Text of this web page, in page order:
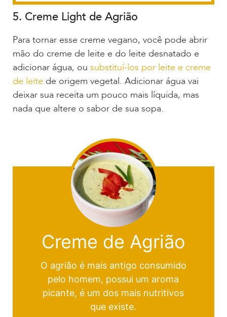
5. Creme Light de Agrião
Para tornar esse creme vegano, você pode abrir
mão do creme de leite e do leite desnatado e
adicionar água, ou substituí-los por leite e creme
de leite de origem vegetal. Adicionar água vai
deixar sua receita um pouco mais líquida, mas
nada que altere o sabor de sua sopa.
Creme de Agrião
O agrião é mais antigo consumido
pelo homem, possui um aroma
picante, é um dos mais nutritivos
que existe.